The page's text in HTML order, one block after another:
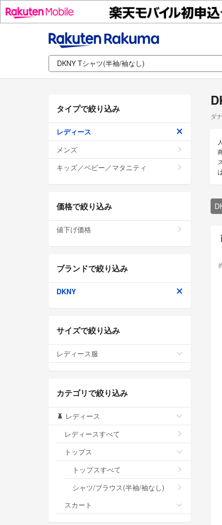
ダ
タイプで絞り込み
レディース
メンズ
キッズ／ベビー／マタニティ
価格で絞り込み
値下げ価格
ブランドで絞り込み
DKNY
サイズで絞り込み
レディース服
カテゴリで絞り込み
レディース
レディースすべて
トップス
トップスすべて
シャツ/ブラウス(半袖/袖なし)
スカート